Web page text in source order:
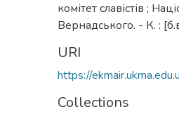
комітет славістів ;
Вернадського. - К. :
URI
https://
Collections